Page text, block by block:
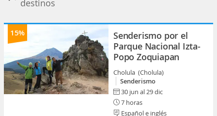
destinos
15%
Senderismo por el
Parque Nacional Izta-
Popo Zoquiapan
Cholula (Cholula)
Senderismo
30 jun al 29 dic
7 horas
Español e inglés